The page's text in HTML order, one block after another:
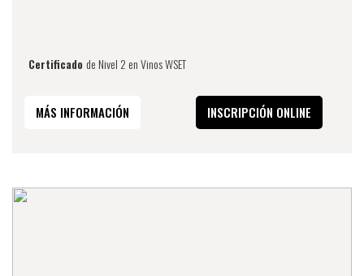
Certificado de Nivel 2 en Vinos WSET
MÁS INFORMACIÓN INSCRIPCIÓN ONLINE